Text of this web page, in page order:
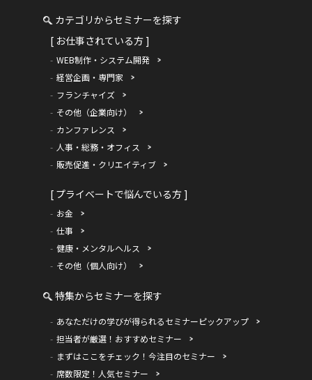
カテゴリからセミナーを探す
[ お仕事されている方 ]
WEB制作・システム開発
経営企画・専門家
フランチャイズ
その他（企業向け）
カンファレンス
人事・総務・オフィス
販売促進・クリエイティブ
[ プライベートで悩んでいる方 ]
お金
仕事
健康・メンタルヘルス
その他（個人向け）
特集からセミナーを探す
あなただけの学びが得られるセミナーピックアップ
担当者が厳選！おすすめセミナー
まずはここをチェック！今注目のセミナー
席数限定！人気セミナー